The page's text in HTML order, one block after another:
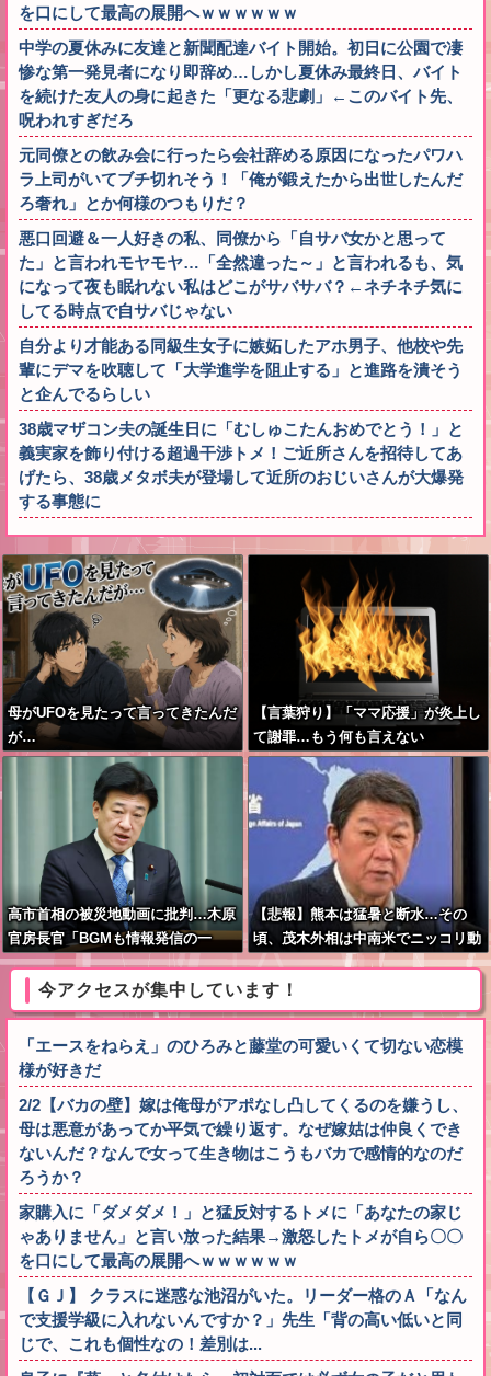
を口にして最高の展開へｗｗｗｗｗｗ
中学の夏休みに友達と新聞配達バイト開始。初日に公園で凄
惨な第一発見者になり即辞め…しかし夏休み最終日、バイト
を続けた友人の身に起きた「更なる悲劇」←このバイト先、
呪われすぎだろ
元同僚との飲み会に行ったら会社辞める原因になったパワハ
ラ上司がいてブチ切れそう！「俺が鍛えたから出世したんだ
ろ奢れ」とか何様のつもりだ？
悪口回避＆一人好きの私、同僚から「自サバ女かと思って
た」と言われモヤモヤ…「全然違った～」と言われるも、気
になって夜も眠れない私はどこがサバサバ？←ネチネチ気に
してる時点で自サバじゃない
自分より才能ある同級生女子に嫉妬したアホ男子、他校や先
輩にデマを吹聴して「大学進学を阻止する」と進路を潰そう
と企んでるらしい
38歳マザコン夫の誕生日に「むしゅこたんおめでとう！」と
義実家を飾り付ける超過干渉トメ！ご近所さんを招待してあ
げたら、38歳メタボ夫が登場して近所のおじいさんが大爆発
する事態に
母がUFOを見たって言ってきたんだ
が…
【言葉狩り】「ママ応援」が炎上し
て謝罪…もう何も言えない
高市首相の被災地動画に批判…木原
官房長官「BGMも情報発信の一
つ」
【悲報】熊本は猛暑と断水…その
頃、茂木外相は中南米でニッコリ動
画公開
今アクセスが集中しています！
「エースをねらえ」のひろみと藤堂の可愛いくて切ない恋模
様が好きだ
2/2【バカの壁】嫁は俺母がアポなし凸してくるのを嫌うし、
母は悪意があってか平気で繰り返す。なぜ嫁姑は仲良くでき
ないんだ？なんで女って生き物はこうもバカで感情的なのだ
ろうか？
家購入に「ダメダメ！」と猛反対するトメに「あなたの家じ
ゃありません」と言い放った結果→激怒したトメが自ら〇〇
を口にして最高の展開へｗｗｗｗｗｗ
【ＧＪ】 クラスに迷惑な池沼がいた。リーダー格のＡ「なん
で支援学級に入れないんですか？」先生「背の高い低いと同
じで、これも個性なの！差別は...